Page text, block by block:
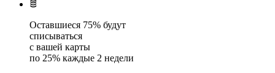
Оставшиеся 75% будут
списываться
с вашей карты
по 25% каждые 2 недели